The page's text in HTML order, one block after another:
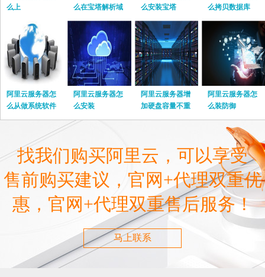
么上
么在宝塔解析域
名
么安装宝塔
么拷贝数据库
阿里云服务器怎
么从做系统软件
阿里云服务器怎
么安装
阿里云服务器增
加硬盘容量不重
启
阿里云服务器怎
么装防御
找我们购买阿里云，可以享受
售前购买建议，官网+代理双重优
惠，官网+代理双重售后服务！
马上联系